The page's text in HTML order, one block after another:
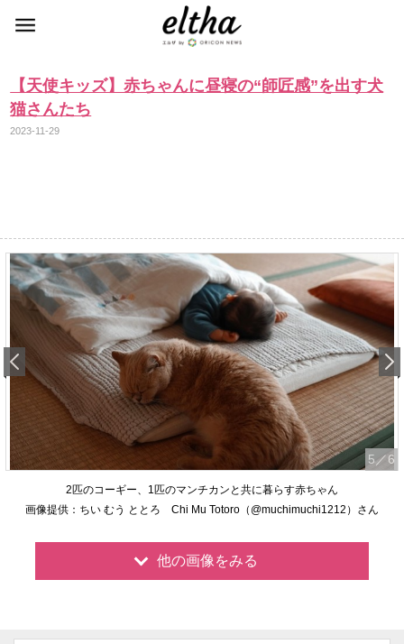
【天使キッズ】赤ちゃんに昼寝の“師匠感”を出す犬
猫さんたち
2023-11-29
5／6
2匹のコーギー、1匹のマンチカンと共に暮らす赤ちゃん
画像提供：ちい むう ととろ Chi Mu Totoro（@muchimuchi1212）さん
他の画像をみる